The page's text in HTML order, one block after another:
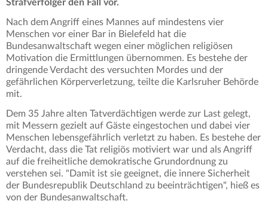
Strafverfolger den Fall vor.
Nach dem Angriff eines Mannes auf mindestens vier
Menschen vor einer Bar in Bielefeld hat die
Bundesanwaltschaft wegen einer möglichen religiösen
Motivation die Ermittlungen übernommen. Es bestehe der
dringende Verdacht des versuchten Mordes und der
gefährlichen Körperverletzung, teilte die Karlsruher Behörde
mit.
Dem 35 Jahre alten Tatverdächtigen werde zur Last gelegt,
mit Messern gezielt auf Gäste eingestochen und dabei vier
Menschen lebensgefährlich verletzt zu haben. Es bestehe der
Verdacht, dass die Tat religiös motiviert war und als Angriff
auf die freiheitliche demokratische Grundordnung zu
verstehen sei. "Damit ist sie geeignet, die innere Sicherheit
der Bundesrepublik Deutschland zu beeinträchtigen", hieß es
von der Bundesanwaltschaft.